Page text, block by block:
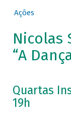
Ações
Nicolas
“A
Quartas
19h